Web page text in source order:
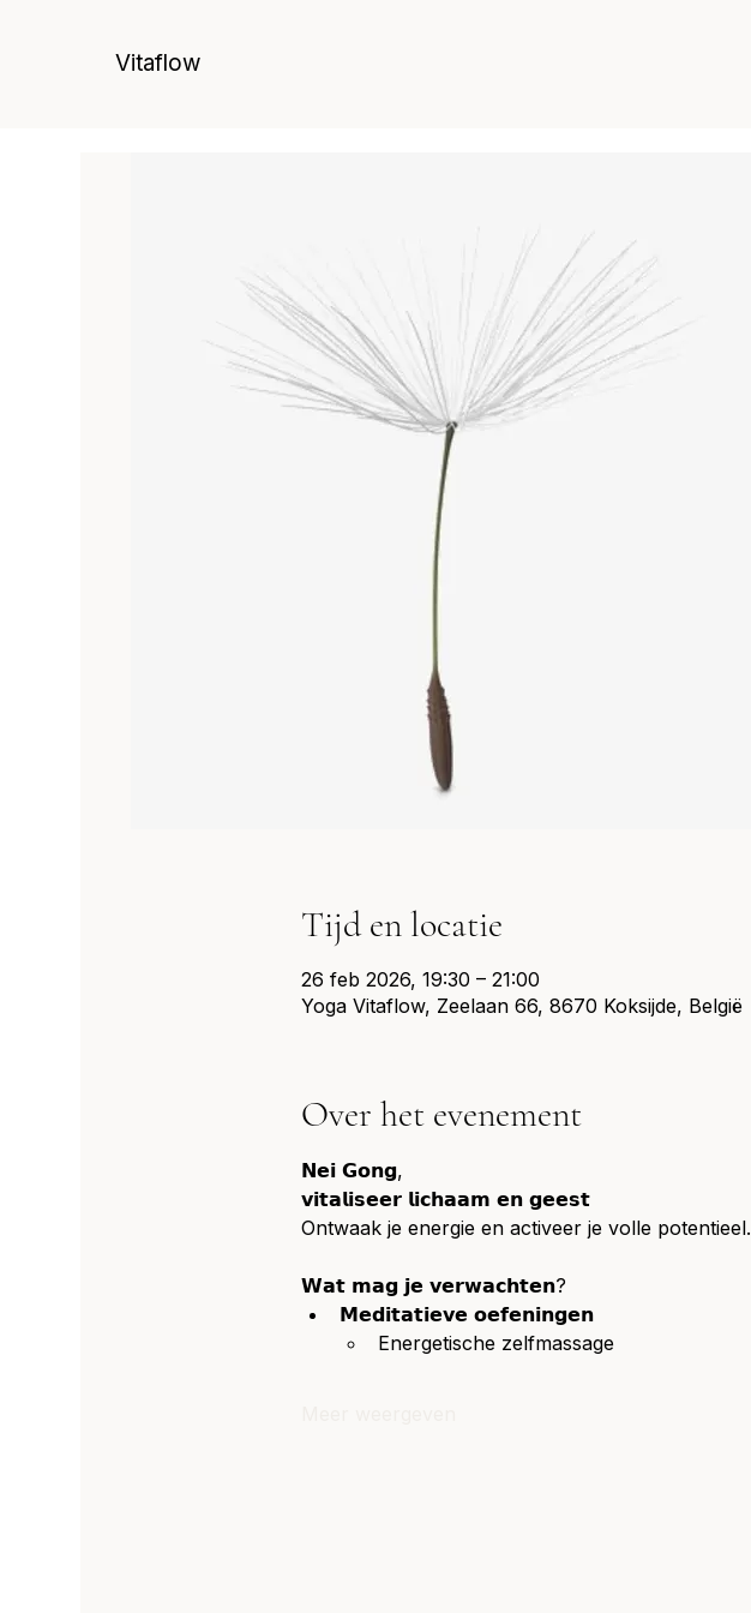
Vitaflow
Tijd en locatie
26 feb 2026, 19:30 – 21:00
Yoga Vitaflow, Zeelaan 66, 8670 Koksijde, België
Over het evenement
𝗡𝗲𝗶 𝗚𝗼𝗻𝗴,
𝘃𝗶𝘁𝗮𝗹𝗶𝘀𝗲𝗲𝗿 𝗹𝗶𝗰𝗵𝗮𝗮𝗺 𝗲𝗻 𝗴𝗲𝗲𝘀𝘁
Ontwaak je energie en activeer je volle potentieel.
𝗪𝗮𝘁 𝗺𝗮𝗴 𝗷𝗲 𝘃𝗲𝗿𝘄𝗮𝗰𝗵𝘁𝗲𝗻?
𝗠𝗲𝗱𝗶𝘁𝗮𝘁𝗶𝗲𝘃𝗲 𝗼𝗲𝗳𝗲𝗻𝗶𝗻𝗴𝗲𝗻
Energetische zelfmassage